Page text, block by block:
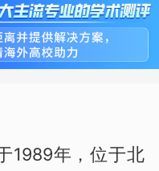
1989年，位于北